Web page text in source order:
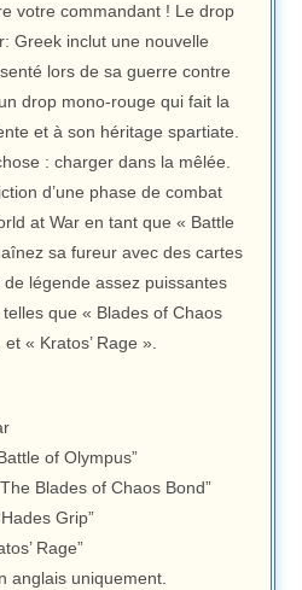
votre commandant ! Le drop
Greek inclut une nouvelle
lors de sa guerre contre
drop mono-rouge qui fait la
et à son héritage spartiate.
: charger dans la mêlée.
d’une phase de combat
at War en tant que « Battle
sa fureur avec des cartes
légende assez puissantes
que « Blades of Chaos
« Kratos’ Rage ».
of Olympus”
Blades of Chaos Bond”
Grip”
Rage”
anglais uniquement.